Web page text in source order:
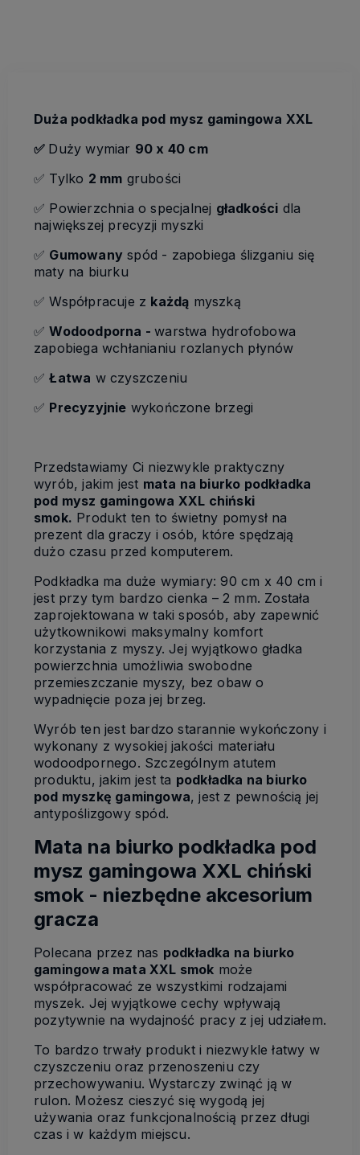
Duża podkładka pod mysz gamingowa XXL
✅ Duży wymiar 90 x 40 cm
✅ Tylko 2 mm grubości
✅ Powierzchnia o specjalnej gładkości dla
największej precyzji myszki
✅ Gumowany spód - zapobiega ślizganiu się
maty na biurku
✅ Współpracuje z każdą myszką
✅Wodoodporna -warstwa hydrofobowa
zapobiega wchłanianiu rozlanych płynów
✅Łatwa w czyszczeniu
✅ Precyzyjnie wykończone brzegi
Przedstawiamy Ci niezwykle praktyczny
wyrób, jakim jest mata na biurko podkładka
pod mysz gamingowa XXL chiński
smok. Produkt ten to świetny pomysł na
prezent dla graczy i osób, które spędzają
dużo czasu przed komputerem.
Podkładka ma duże wymiary: 90 cm x 40 cm i
jest przy tym bardzo cienka – 2 mm. Została
zaprojektowana w taki sposób, aby zapewnić
użytkownikowi maksymalny komfort
korzystania z myszy. Jej wyjątkowo gładka
powierzchnia umożliwia swobodne
przemieszczanie myszy, bez obaw o
wypadnięcie poza jej brzeg.
Wyrób ten jest bardzo starannie wykończony i
wykonany z wysokiej jakości materiału
wodoodpornego. Szczególnym atutem
produktu, jakim jest ta podkładka na biurko
pod myszkę gamingowa, jest z pewnością jej
antypoślizgowy spód.
Mata na biurko podkładka pod
mysz gamingowa XXL chiński
smok - niezbędne akcesorium
gracza
Polecana przez nas podkładka na biurko
gamingowa mata XXL smok może
współpracować ze wszystkimi rodzajami
myszek. Jej wyjątkowe cechy wpływają
pozytywnie na wydajność pracy z jej udziałem.
To bardzo trwały produkt i niezwykle łatwy w
czyszczeniu oraz przenoszeniu czy
przechowywaniu. Wystarczy zwinąć ją w
rulon. Możesz cieszyć się wygodą jej
używania oraz funkcjonalnością przez długi
czas i w każdym miejscu.